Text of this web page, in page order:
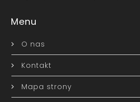
Menu
O nas
Kontakt
Mapa strony